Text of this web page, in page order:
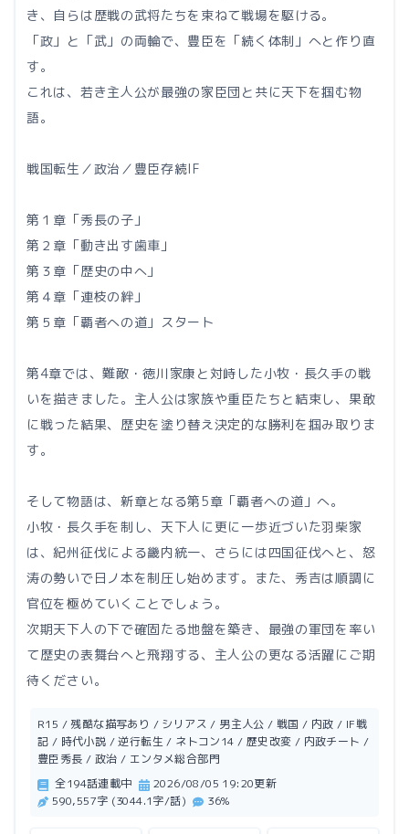
き、自らは歴戦の武将たちを束ねて戦場を駆ける。
「政」と「武」の両輪で、豊臣を「続く体制」へと作り直
す。
これは、若き主人公が最強の家臣団と共に天下を掴む物
語。
戦国転生／政治／豊臣存続IF
第１章「秀長の子」
第２章「動き出す歯車」
第３章「歴史の中へ」
第４章「連枝の絆」
第５章「覇者への道」スタート
第4章では、難敵・徳川家康と対峙した小牧・長久手の戦
いを描きました。主人公は家族や重臣たちと結束し、果敢
に戦った結果、歴史を塗り替え決定的な勝利を掴み取りま
す。
そして物語は、新章となる第5章「覇者への道」へ。
小牧・長久手を制し、天下人に更に一歩近づいた羽柴家
は、紀州征伐による畿内統一、さらには四国征伐へと、怒
涛の勢いで日ノ本を制圧し始めます。また、秀吉は順調に
官位を極めていくことでしょう。
次期天下人の下で確固たる地盤を築き、最強の軍団を率い
て歴史の表舞台へと飛翔する、主人公の更なる活躍にご期
待ください。
R15 / 残酷な描写あり / シリアス / 男主人公 / 戦国 / 内政 / IF戦
記 / 時代小説 / 逆行転生 / ネトコン14 / 歴史改変 / 内政チート /
豊臣秀長 / 政治 / エンタメ総合部門
全194話連載中
2026/08/05 19:20更新
590,557字 (3044.1字/話)
36%